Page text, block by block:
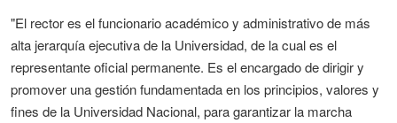
"El rector es el funcionario académico y administrativo de más
alta jerarquía ejecutiva de la Universidad, de la cual es el
representante oficial permanente. Es el encargado de dirigir y
promover una gestión fundamentada en los principios, valores y
fines de la Universidad Nacional, para garantizar la marcha